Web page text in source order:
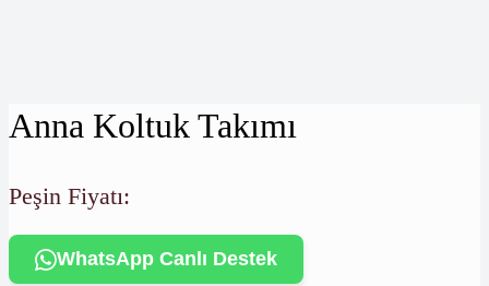
Anna Koltuk Takımı
Peşin Fiyatı:
WhatsApp Canlı Destek